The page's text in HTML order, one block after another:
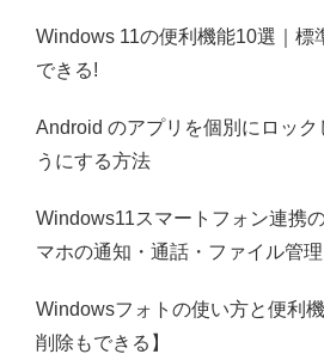
Windows 11の便利機能10選｜標
できる!
Android のアプリを個別にロック
うにする方法
Windows11スマートフォン連携
マホの通知・通話・ファイル管理
Windowsフォトの使い方と便利
削除もできる】